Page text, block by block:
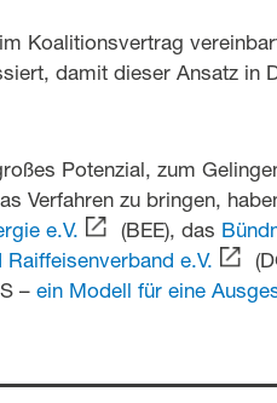
Koalitionsvertrag
damit dieser Ansatz in
Potenzial, zum
Verfahren zu bringen,
e.V.
(BEE), das
e.V.
– ein Modell für eine